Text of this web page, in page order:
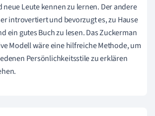
neue Leute kennen zu lernen. Der andere
introvertiert und bevorzugt es, zu Hause
ein gutes Buch zu lesen. Das Zuckerman
Modell wäre eine hilfreiche Methode, um
Persönlichkeitsstile zu erklären